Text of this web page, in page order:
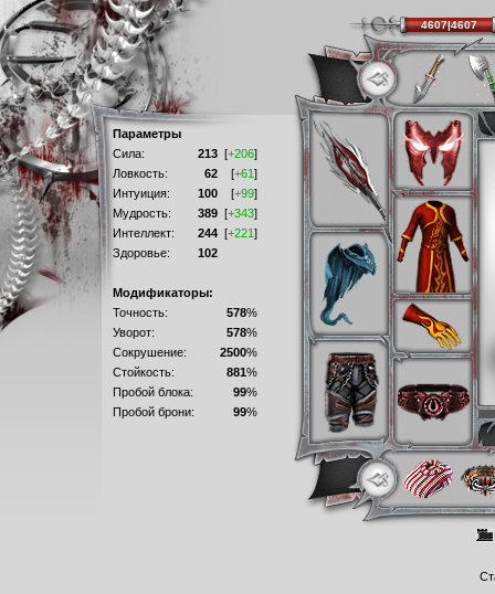
Параметры
Сила:
213 [+206]
Ловкость:
62 [+61]
Интуиция:
100 [+99]
Мудрость:
389 [+343]
Интеллект:
244 [+221]
Здоровье:
102
Модификаторы:
Точность:
578%
Уворот:
578%
Сокрушение:
2500%
Стойкость:
881%
Пробой блока:
99%
Пробой брони:
99%
4607|4607